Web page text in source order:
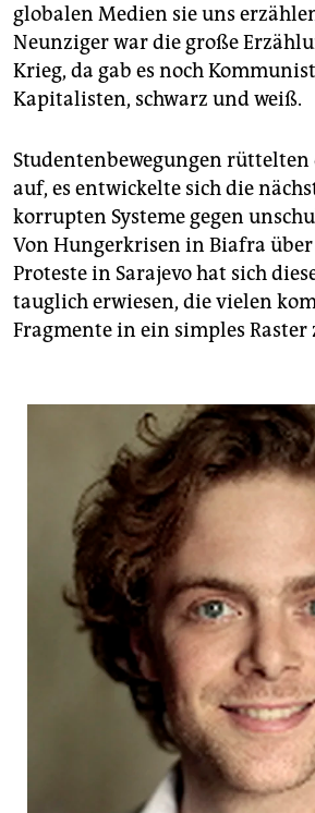
globalen Medien sie uns
Neunziger war die große
Krieg, da gab es noch
Kapitalisten, schwarz und weiß.
Studentenbewegungen rüttelten
auf, es entwickelte sich die
korrupten Systeme gegen
Von Hungerkrisen in Biafra
Proteste in Sarajevo hat sich
tauglich erwiesen, die vielen
Fragmente in ein simples Raster